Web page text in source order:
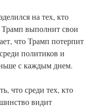
на тех, кто
Трамп выполнит свои
что Трамп потерпит
политиков и
с каждым днем.
что среди тех, кто
видит